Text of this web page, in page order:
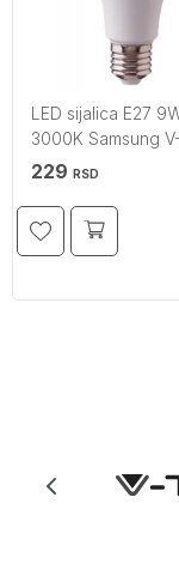
LED sijalica E27
3000K Samsung
229 RSD